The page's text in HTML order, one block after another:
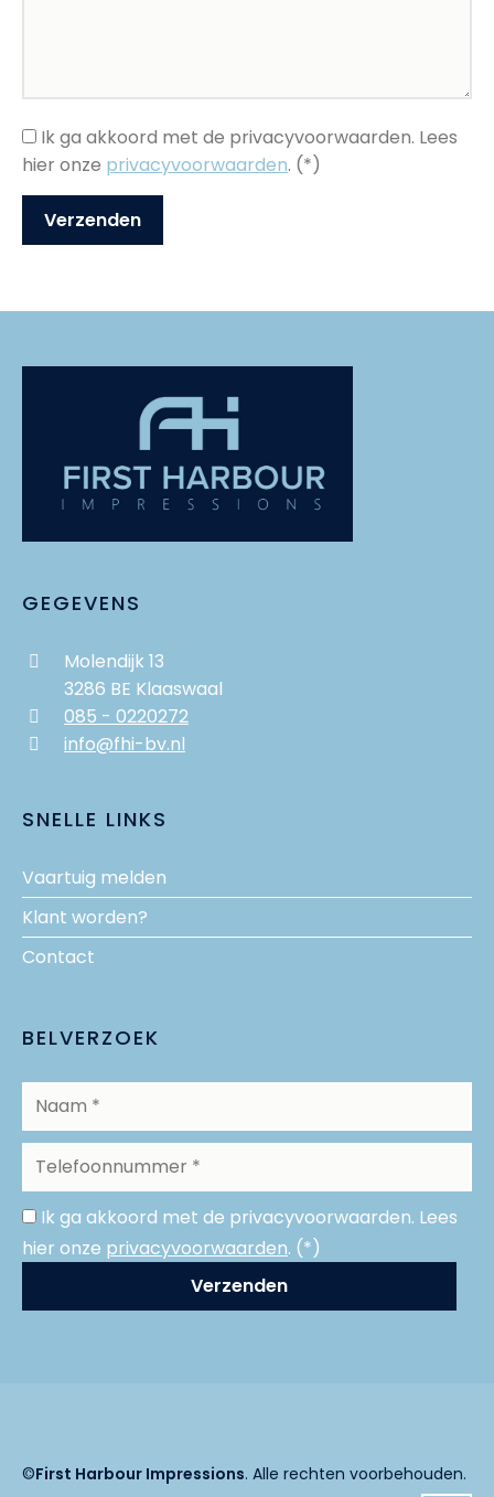
Ik ga akkoord met de privacyvoorwaarden. Lees
hier onze privacyvoorwaarden. (*)
GEGEVENS
Molendijk 13
3286 BE Klaaswaal
085 - 0220272
info@fhi-bv.nl
SNELLE LINKS
Vaartuig melden
Klant worden?
Contact
BELVERZOEK
Ik ga akkoord met de privacyvoorwaarden. Lees
hier onze privacyvoorwaarden. (*)
©First Harbour Impressions. Alle rechten voorbehouden.